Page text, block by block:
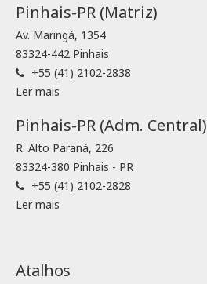
Pinhais-PR (Matriz)
Av. Maringá, 1354
83324-442 Pinhais
+55 (41) 2102-2838
Ler mais
Pinhais-PR (Adm. Central)
R. Alto Paraná, 226
83324-380 Pinhais - PR
+55 (41) 2102-2828
Ler mais
Atalhos